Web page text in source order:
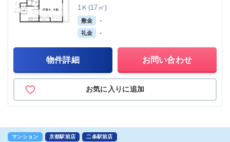
1Ｋ(17㎡)
敷金 -
礼金 -
物件詳細 お問い合わせ
お気に入りに追加
マンション 京都駅前店 二条駅前店